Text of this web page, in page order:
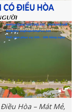
Hòa – Mát Mẻ,